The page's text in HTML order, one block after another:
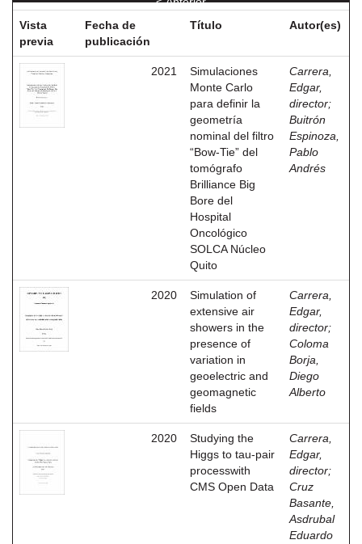
Vista
previa
Fecha de
publicación
Título Autor(es)
2021
Simulaciones
Monte Carlo
para definir la
geometría
nominal del filtro
“Bow-Tie” del
tomógrafo
Brilliance Big
Bore del
Hospital
Oncológico
SOLCA Núcleo
Quito
Carrera,
Edgar,
director;
Buitrón
Espinoza,
Pablo
Andrés
2020
Simulation of
extensive air
showers in the
presence of
variation in
geoelectric and
geomagnetic
fields
Carrera,
Edgar,
director;
Coloma
Borja,
Diego
Alberto
2020
Studying the
Higgs to tau-pair
processwith
CMS Open Data
Carrera,
Edgar,
director;
Cruz
Basante,
Asdrubal
Eduardo